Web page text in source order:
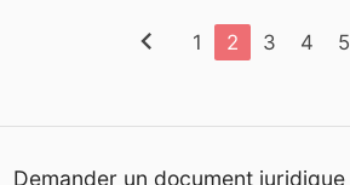
chevron_left 1 2 3 4 5
Demander un document juridique